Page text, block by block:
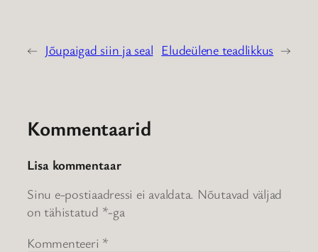
← Jõupaigad siin ja seal Eludeülene teadlikkus →
Kommentaarid
Lisa kommentaar
Sinu e-postiaadressi ei avaldata. Nõutavad väljad
on tähistatud *-ga
Kommenteeri *